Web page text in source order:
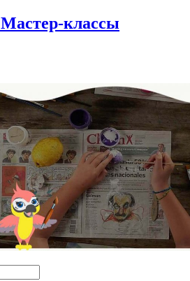
Мастер-классы